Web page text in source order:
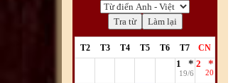
T2 T3 T4 T5 T6 T7 CN
1
19/6
2
20